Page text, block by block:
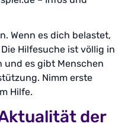
Wenn es dich belastet,
Hilfesuche ist völlig in
und es gibt Menschen
Nimm erste
Hilfe.
der